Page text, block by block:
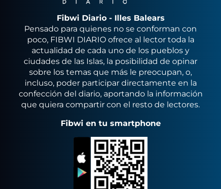
Fibwi Diario - Illes Balears
Pensado para quienes no se conforman con
poco, FIBWI DIARIO ofrece al lector toda la
actualidad de cada uno de los pueblos y
ciudades de las Islas, la posibilidad de opinar
sobre los temas que más le preocupan, o,
incluso, poder participar directamente en la
confección del diario, aportando la información
que quiera compartir con el resto de lectores.
Fibwi en tu smartphone